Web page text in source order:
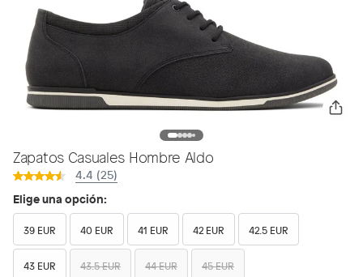
Zapatos Casuales Hombre Aldo
4.4 (25)
Elige una opción:
39 EUR 40 EUR 41 EUR 42 EUR 42.5 EUR
43 EUR 43.5 EUR 44 EUR 45 EUR